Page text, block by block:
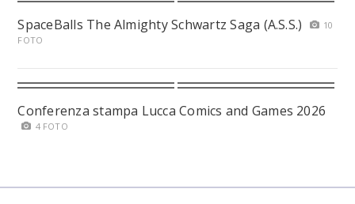
SpaceBalls The Almighty Schwartz Saga (A.S.S.)
10
FOTO
Conferenza stampa Lucca Comics and Games 2026
4 FOTO